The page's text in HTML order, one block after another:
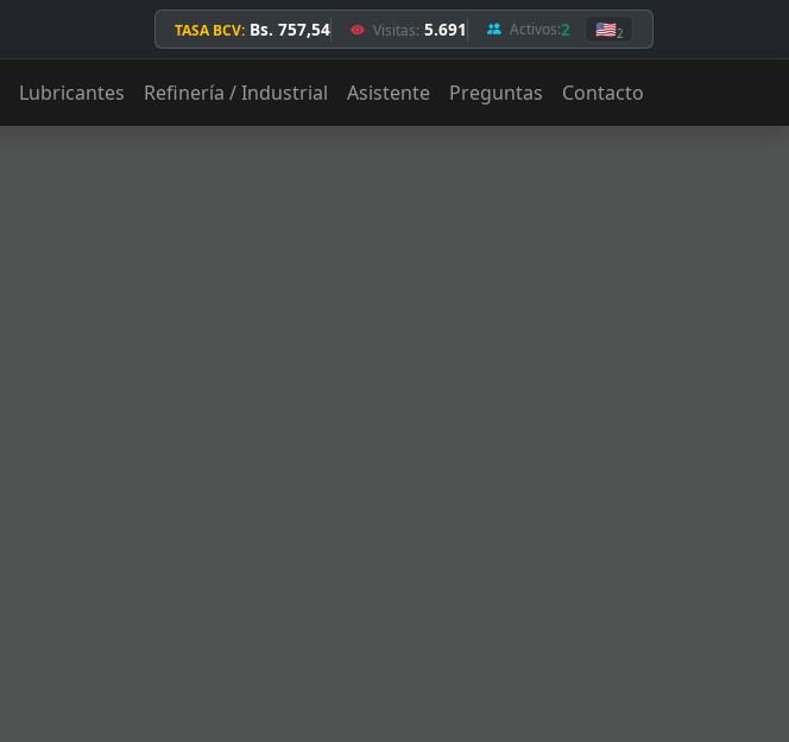
TASA BCV: Bs. 757,54 Visitas: 5.691 Activos:2 🇺🇸2
Lubricantes Refinería / Industrial Asistente Preguntas Contacto